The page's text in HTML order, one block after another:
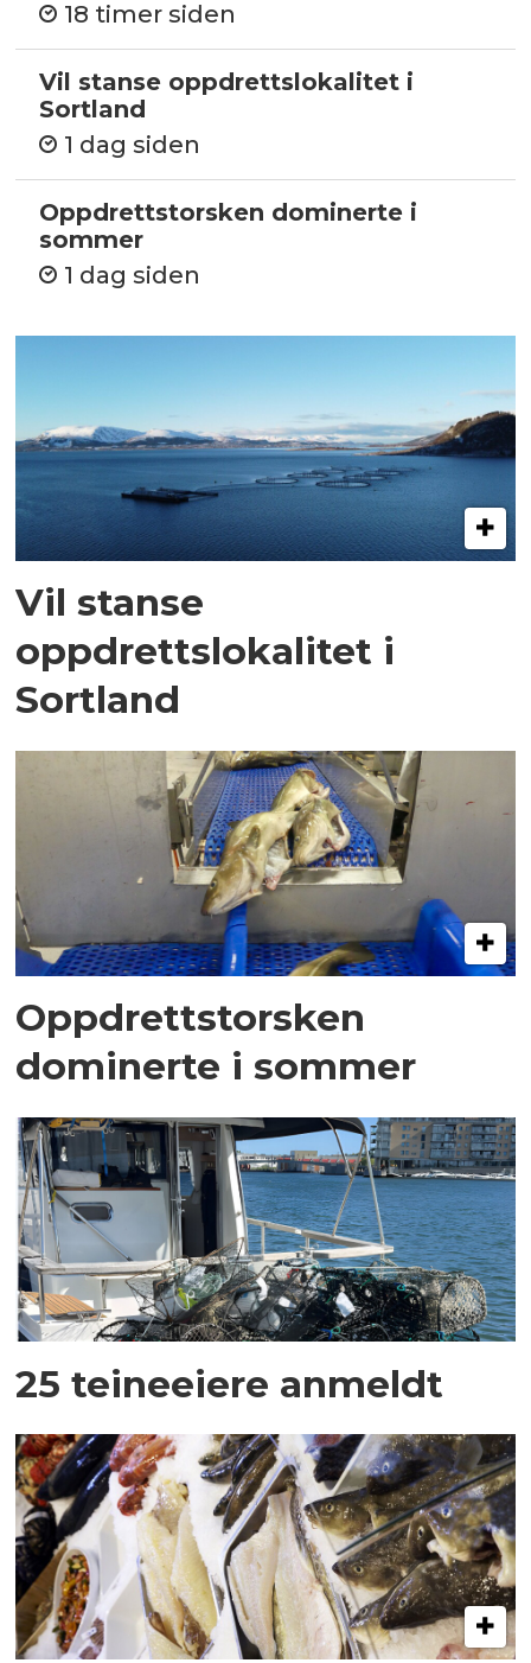
18 timer siden
Vil stanse oppdrettslokalitet i
Sortland
1 dag siden
Oppdrettstorsken dominerte i
sommer
1 dag siden
Vil stanse
oppdrettslokalitet i
Sortland
Oppdrettstorsken
dominerte i sommer
25 teineeiere anmeldt